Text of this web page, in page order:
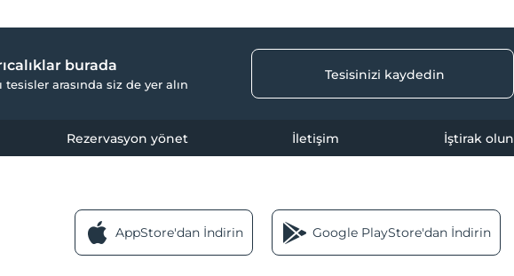
burada
tesisler arasında siz de yer alın
Tesisinizi kaydedin
Rezervasyon yönet İletişim İştirak olun
AppStore'dan İndirin Google PlayStore'dan İndirin